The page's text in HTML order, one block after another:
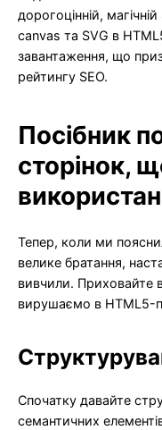
дорогоцінній,
canvas та SVG в
завантаження, що
рейтингу SEO.
Посібник
сторінок,
Тепер, коли ми
велике братання,
вивчили. Приховайте
вирушаємо в HTML5-
Спочатку давайте
семантичних